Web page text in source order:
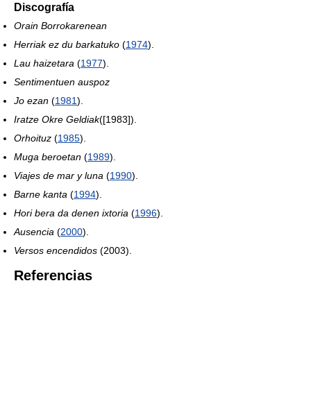
Discografía
Orain Borrokarenean
Herriak ez du barkatuko (1974).
Lau haizetara (1977).
Sentimentuen auspoz
Jo ezan (1981).
Iratze Okre Geldiak([1983]).
Orhoituz (1985).
Muga beroetan (1989).
Viajes de mar y luna (1990).
Barne kanta (1994).
Hori bera da denen ixtoria (1996).
Ausencia (2000).
Versos encendidos (2003).
Referencias